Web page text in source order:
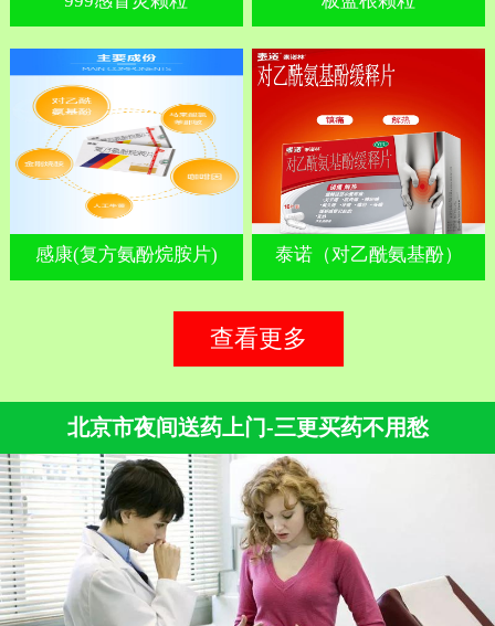
感康(复方氨酚烷胺片) 泰诺（对乙酰氨基酚）
查看更多
北京市夜间送药上门-三更买药不用愁